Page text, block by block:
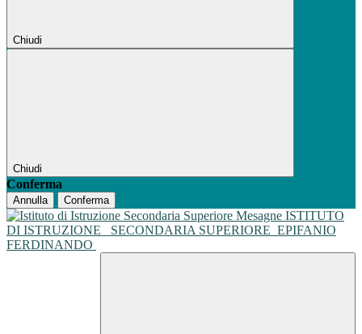
Chiudi
Chiudi
Conferma
Annulla Conferma
ISTITUTO
DI ISTRUZIONE
SECONDARIA SUPERIORE EPIFANIO
FERDINANDO